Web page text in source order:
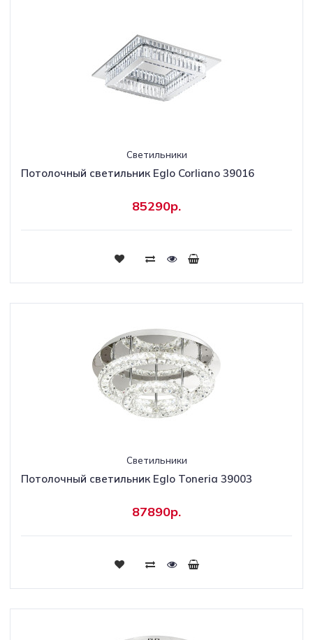
Светильники
Потолочный светильник Eglo Corliano 39016
85290р.
Светильники
Потолочный светильник Eglo Toneria 39003
87890р.